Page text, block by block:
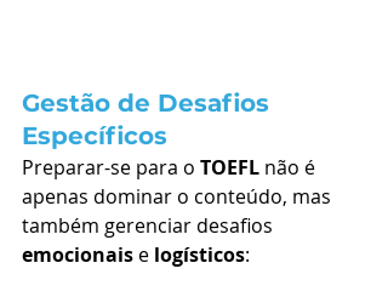
Gestão de Desafios
Específicos
Preparar-se para o TOEFL não é
apenas dominar o conteúdo, mas
também gerenciar desafios
emocionais e logísticos: